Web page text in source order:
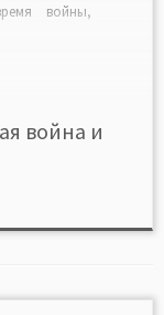
войны,
война и